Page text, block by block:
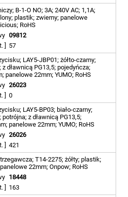
B-1-O NO; 3A; 240V AC; 1,1A;
plastik; zwierny; panelowe
RoHS
09812
]
57
LAY5-JBP01; żółto-czarny;
dławnicą PG13,5; pojedyńcza;
panelowe 22mm; YUMO; RoHS
26023
]
0
LAY5-BP03; biało-czarny;
z dławnicą PG13,5;
panelowe 22mm; YUMO; RoHS
26026
]
421
T14-2275; żółty; plastik;
22mm; Onpow; RoHS
18448
]
163